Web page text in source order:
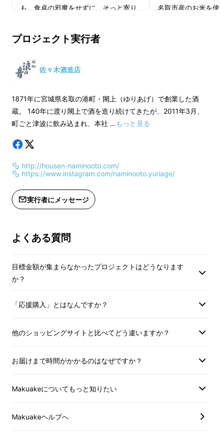
はじめまして。「宝船 浪の音」醸造元の佐々
木酒造店 5代目蔵元・佐々木洋と申します。
（写真右：五代目蔵元 佐々木洋〈兄〉、写真
寄せを頂いた、多くのみなさまに感謝申し上げ
この町で、再び故郷の酒を造ることができるよ
り古く、仙台藩の時代は藩直轄の漁港であり、
も、食卓の邪魔をせずに、そっと寄り
当蔵が震災前から得意としていた本醸
造酒で、宮城県産米を使用し、吟醸酒
に醸していきます。
Makuake限定で無濾過の火入れ原酒で
お届けいたします。
んので、ご了承ください
名取市産のお米を
目指します。
プロジェクト実行者
佐々木酒造店
1871年に宮城県名取の港町・閖上（ゆりあげ）で創業した酒
蔵。 140年に渡り閖上で酒を造り続けてきたが、2011年3月、
町ごと津波に飲み込まれ、本社 …もっと見る
http://housen-naminooto.com/
https://www.instagram.com/naminooto.yuriage/
実行者にメッセージ
よくある質問
目標金額が集まらなかったプロジェクトはどうなります
か？
「応援購入」とはなんですか？
他のショッピングサイトと比べてどう違いますか？
お届けまで時間がかかるのはなぜですか？
Makuakeについてもっと知りたい
Makuakeヘルプへ